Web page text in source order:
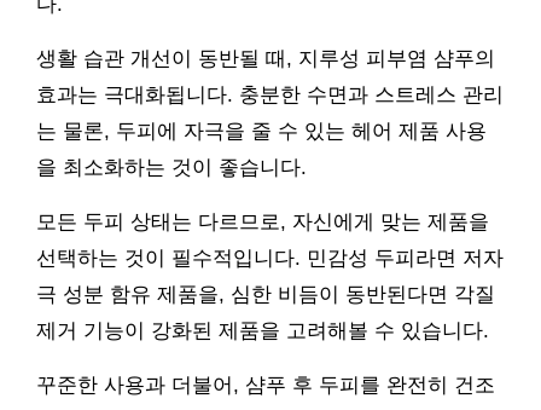
생활 습관 개선이 동반될 때, 지루성 피부염 샴푸의
효과는 극대화됩니다. 충분한 수면과 스트레스 관리
는 물론, 두피에 자극을 줄 수 있는 헤어 제품 사용
을 최소화하는 것이 좋습니다.
모든 두피 상태는 다르므로, 자신에게 맞는 제품을
선택하는 것이 필수적입니다. 민감성 두피라면 저자
극 성분 함유 제품을, 심한 비듬이 동반된다면 각질
제거 기능이 강화된 제품을 고려해볼 수 있습니다.
꾸준한 사용과 더불어, 샴푸 후 두피를 완전히 건조